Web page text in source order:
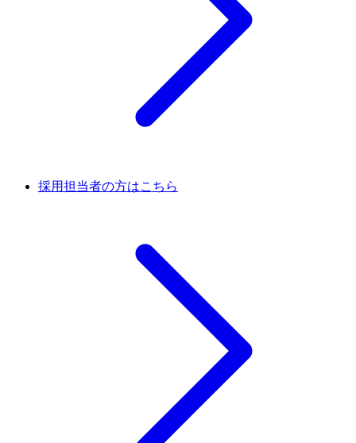
採用担当者の方はこちら